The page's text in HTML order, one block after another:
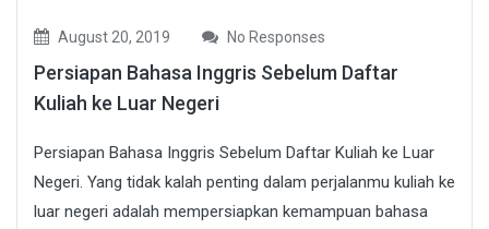
August 20, 2019 No Responses
Persiapan Bahasa Inggris Sebelum Daftar
Kuliah ke Luar Negeri
Persiapan Bahasa Inggris Sebelum Daftar Kuliah ke Luar
Negeri. Yang tidak kalah penting dalam perjalanmu kuliah ke
luar negeri adalah mempersiapkan kemampuan bahasa